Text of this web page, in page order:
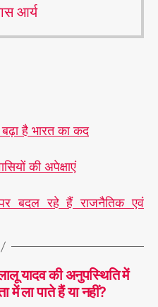
आर्य
है भारत का कद
की अपेक्षाएं
बदल रहे हैं राजनैतिक एवं
यादव की अनुपस्थिति में
में ला पाते हैं या नहीं?